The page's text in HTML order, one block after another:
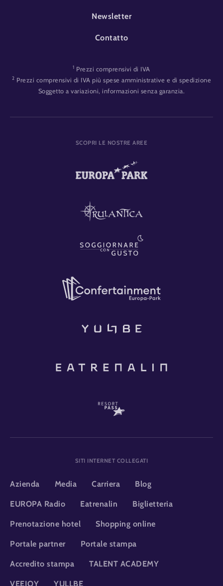
FOOTER-EVENT
Newsletter
Contatto
1 Prezzi comprensivi di IVA
2 Prezzi comprensivi di IVA più spese amministrative e di spedizione
Soggetto a variazioni, informazioni senza garanzia.
SCOPRI LE NOSTRE AREE
SITI INTERNET COLLEGATI
Azienda Media Carriera Blog
EUROPA Radio Eatrenalin Biglietteria
Prenotazione hotel Shopping online
Portale partner Portale stampa
Accredito stampa TALENT ACADEMY
VEEJOY YULLBE